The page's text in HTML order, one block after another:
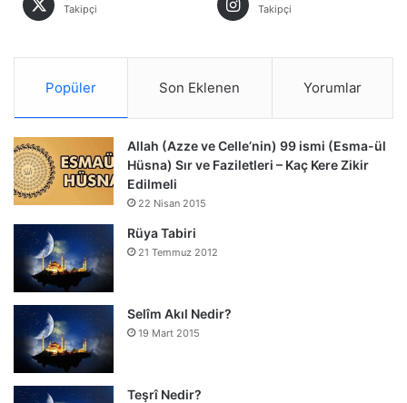
Takipçi Takipçi
Popüler Son Eklenen Yorumlar
Allah (Azze ve Celle’nin) 99 ismi (Esma-ül
Hüsna) Sır ve Faziletleri – Kaç Kere Zikir
Edilmeli
22 Nisan 2015
Rüya Tabiri
21 Temmuz 2012
Selîm Akıl Nedir?
19 Mart 2015
Teşrî Nedir?